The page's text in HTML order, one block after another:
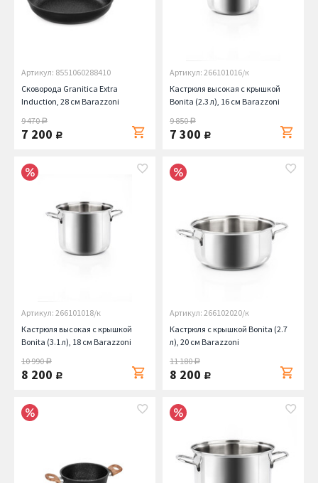
Артикул: 8551060288410
Сковорода Granitica Extra
Induction, 28 см Barazzoni
9 470руб.
7 200 руб.
Артикул: 266101016/к
Кастрюля высокая с крышкой
Bonita (2.3 л), 16 см Barazzoni
9 850руб.
7 300 руб.
Артикул: 266101018/к
Кастрюля высокая с крышкой
Bonita (3.1 л), 18 см Barazzoni
10 990руб.
8 200 руб.
Артикул: 266102020/к
Кастрюля с крышкой Bonita (2.7
л), 20 см Barazzoni
11 180руб.
8 200 руб.